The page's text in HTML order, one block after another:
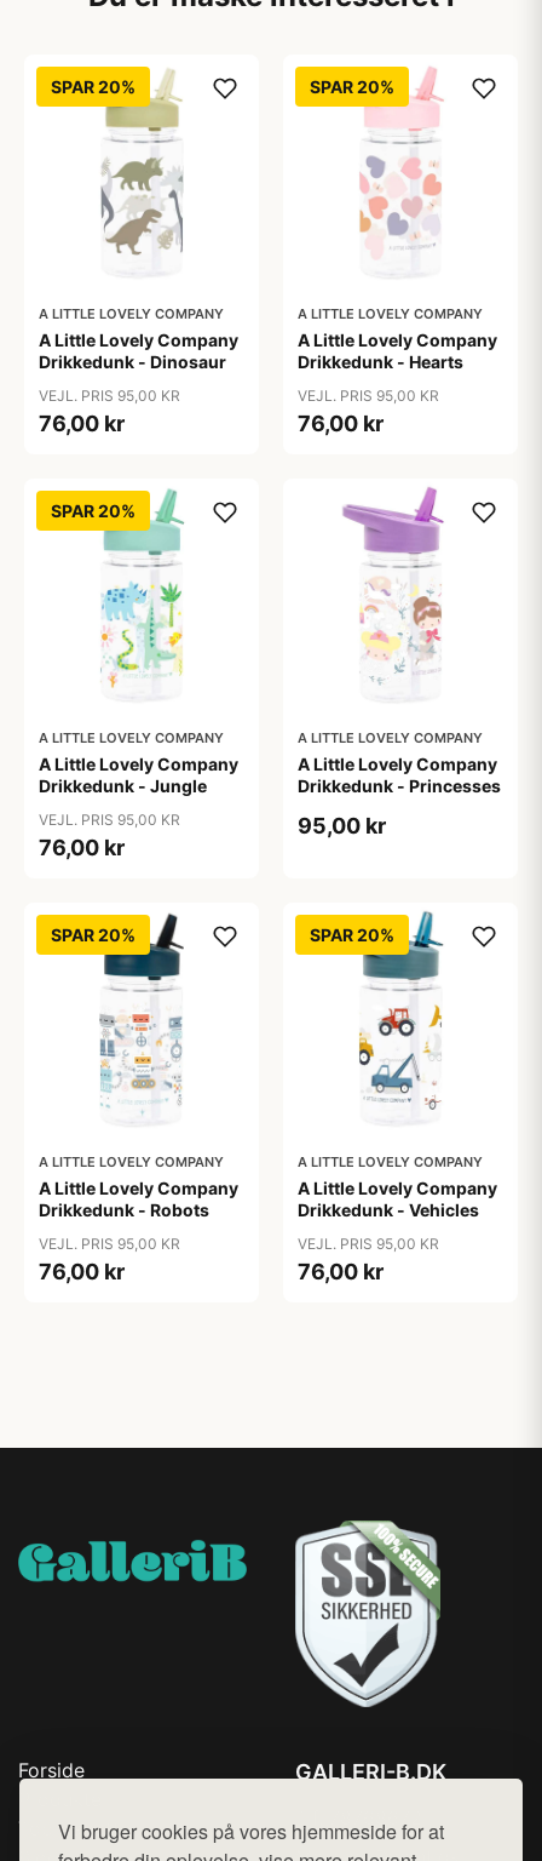
Vi bruger cookies på vores hjemmeside for at
SPAR 20%
A LITTLE LOVELY COMPANY
A Little Lovely Company
Drikkedunk - Dinosaur
VEJL. PRIS 95,00 KR
76,00 kr
SPAR 20%
A LITTLE LOVELY COMPANY
A Little Lovely Company
Drikkedunk - Hearts
VEJL. PRIS 95,00 KR
76,00 kr
SPAR 20%
A LITTLE LOVELY COMPANY
A Little Lovely Company
Drikkedunk - Jungle
VEJL. PRIS 95,00 KR
76,00 kr
A LITTLE LOVELY COMPANY
A Little Lovely Company
Drikkedunk - Princesses
95,00 kr
SPAR 20%
A LITTLE LOVELY COMPANY
A Little Lovely Company
Drikkedunk - Robots
VEJL. PRIS 95,00 KR
76,00 kr
SPAR 20%
A LITTLE LOVELY COMPANY
A Little Lovely Company
Drikkedunk - Vehicles
VEJL. PRIS 95,00 KR
76,00 kr
Forside
Top Rabatter
GALLERI-B.DK